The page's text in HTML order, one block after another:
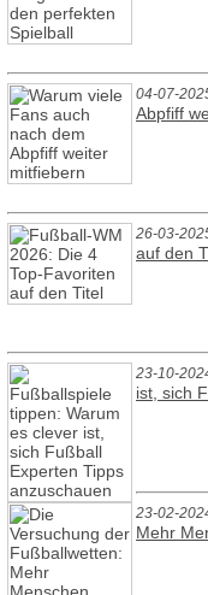
04-07-
Abpfiff
26-03-
auf den
23-10-
ist, sich
23-02-
Mehr